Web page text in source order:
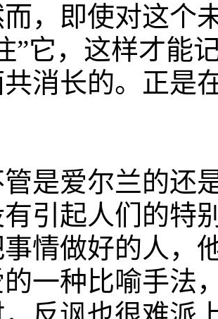
，即使对这个
”它，这样才能
消长的。正是
爱尔兰的还是
引起人们的特
事情做好的人，
的一种比喻手法